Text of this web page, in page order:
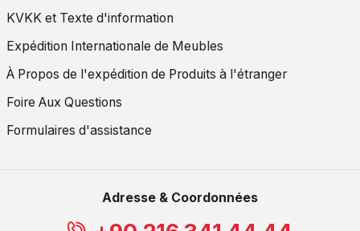
KVKK et Texte d'information
Expédition Internationale de Meubles
À Propos de l'expédition de Produits à l'étranger
Foire Aux Questions
Formulaires d'assistance
Adresse & Coordonnées